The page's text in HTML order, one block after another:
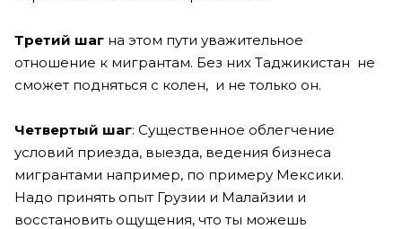
Третий шаг на этом пути уважительное
отношение к мигрантам. Без них Таджикистан не
сможет подняться с колен, и не только он.
Четвертый шаг: Существенное облегчение
условий приезда, выезда, ведения бизнеса
мигрантами например, по примеру Мексики.
Надо принять опыт Грузии и Малайзии и
восстановить ощущения, что ты можешь